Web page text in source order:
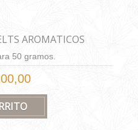
AROMATICOS
50 gramos.